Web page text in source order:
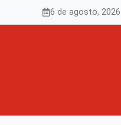
6 de agosto, 2026